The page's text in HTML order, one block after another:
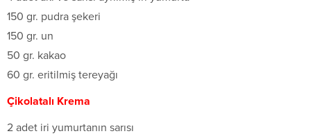
150 gr. pudra şekeri
150 gr. un
50 gr. kakao
60 gr. eritilmiş tereyağı
Çikolatalı Krema
2 adet iri yumurtanın sarısı